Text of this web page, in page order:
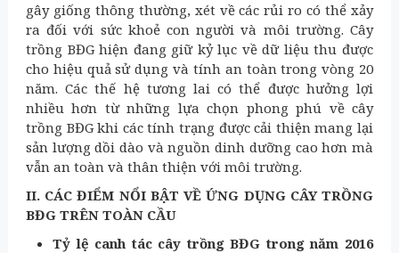
gây giống thông thường, xét về các rủi ro có thể xảy
ra đối với sức khoẻ con người và môi trường. Cây
trồng BĐG hiện đang giữ kỷ lục về dữ liệu thu được
cho hiệu quả sử dụng và tính an toàn trong vòng 20
năm. Các thế hệ tương lai có thể được hưởng lợi
nhiều hơn từ những lựa chọn phong phú về cây
trồng BĐG khi các tính trạng được cải thiện mang lại
sản lượng dồi dào và nguồn dinh dưỡng cao hơn mà
vẫn an toàn và thân thiện với môi trường.
II. CÁC ĐIỂM NỔI BẬT VỀ ỨNG DỤNG CÂY TRỒNG
BĐG TRÊN TOÀN CẦU
Tỷ lệ canh tác cây trồng BĐG trong năm 2016